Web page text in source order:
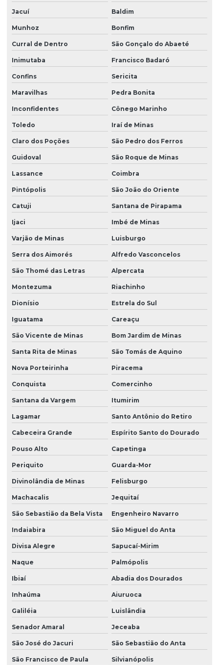
Jacuí Baldim
Munhoz Bonfim
Curral de Dentro São Gonçalo do Abaeté
Inimutaba Francisco Badaró
Confins Sericita
Maravilhas Pedra Bonita
Inconfidentes Cônego Marinho
Toledo Iraí de Minas
Claro dos Poções São Pedro dos Ferros
Guidoval São Roque de Minas
Lassance Coimbra
Pintópolis São João do Oriente
Catuji Santana de Pirapama
Ijaci Imbé de Minas
Varjão de Minas Luisburgo
Serra dos Aimorés Alfredo Vasconcelos
São Thomé das Letras Alpercata
Montezuma Riachinho
Dionísio Estrela do Sul
Iguatama Careaçu
São Vicente de Minas Bom Jardim de Minas
Santa Rita de Minas São Tomás de Aquino
Nova Porteirinha Piracema
Conquista Comercinho
Santana da Vargem Itumirim
Lagamar Santo Antônio do Retiro
Cabeceira Grande Espírito Santo do Dourado
Pouso Alto Capetinga
Periquito Guarda-Mor
Divinolândia de Minas Felisburgo
Machacalis Jequitaí
São Sebastião da Bela Vista Engenheiro Navarro
Indaiabira São Miguel do Anta
Divisa Alegre Sapucaí-Mirim
Naque Palmópolis
Ibiaí Abadia dos Dourados
Inhaúma Aiuruoca
Galiléia Luislândia
Senador Amaral Jeceaba
São José do Jacuri São Sebastião do Anta
São Francisco de Paula Silvianópolis